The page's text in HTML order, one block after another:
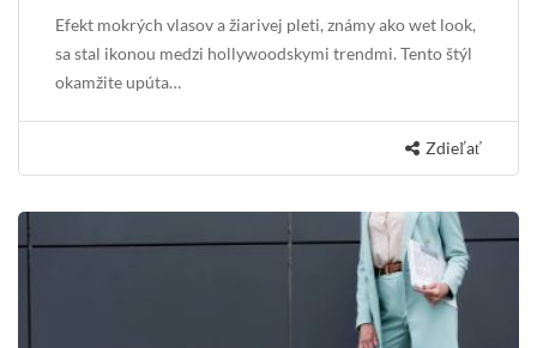
Efekt mokrých vlasov a žiarivej pleti, známy ako wet look,
sa stal ikonou medzi hollywoodskymi trendmi. Tento štýl
okamžite upúta…
Zdieľať